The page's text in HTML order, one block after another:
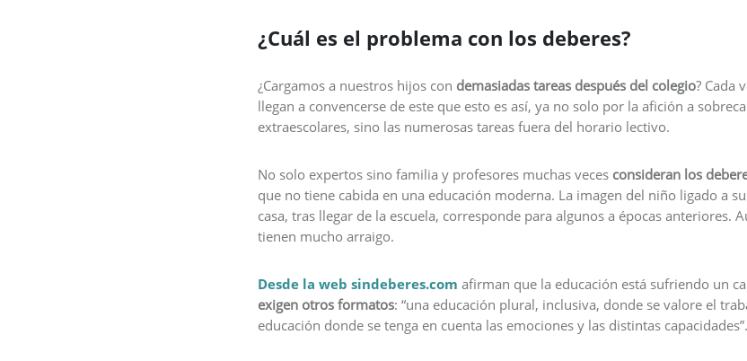
¿Cuál es el problema con los deberes?
¿Cargamos a nuestros hijos con demasiadas tareas después del colegio? Cada
llegan a convencerse de este que esto es así, ya no solo por la afición a
extraescolares, sino las numerosas tareas fuera del horario lectivo.
No solo expertos sino familia y profesores muchas veces consideran los
que no tiene cabida en una educación moderna. La imagen del niño ligado a
casa, tras llegar de la escuela, corresponde para algunos a épocas anteriores.
tienen mucho arraigo.
Desde la web sindeberes.com afirman que la educación está sufriendo un
exigen otros formatos: “una educación plural, inclusiva, donde se valore el
educación donde se tenga en cuenta las emociones y las distintas capacidades”.